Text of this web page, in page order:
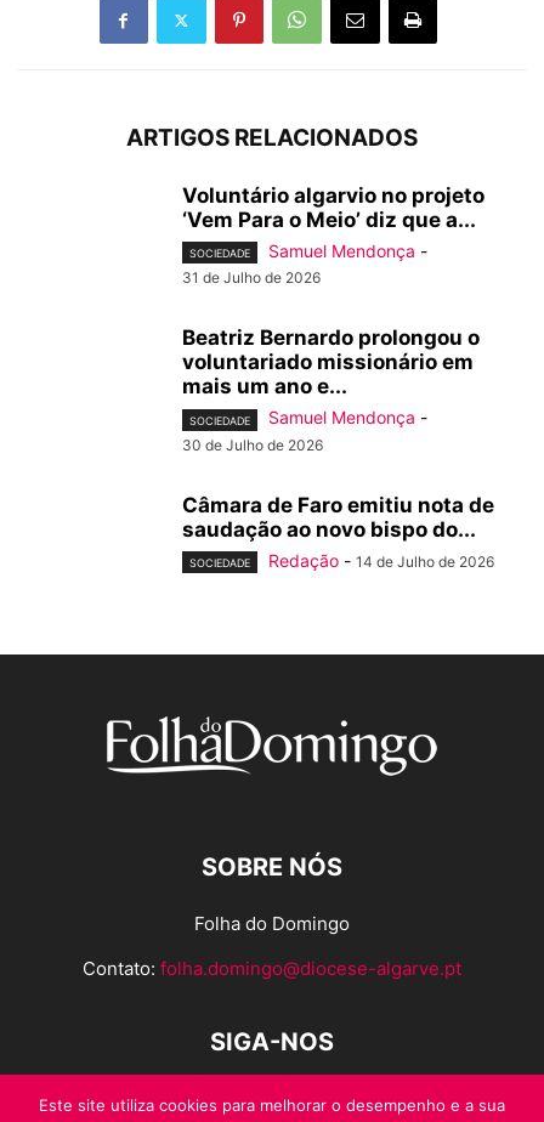
ARTIGOS RELACIONADOS
Voluntário algarvio no projeto
‘Vem Para o Meio’ diz que a...
SOCIEDADE Samuel Mendonça -
31 de Julho de 2026
Beatriz Bernardo prolongou o
voluntariado missionário em
mais um ano e...
SOCIEDADE Samuel Mendonça -
30 de Julho de 2026
Câmara de Faro emitiu nota de
saudação ao novo bispo do...
SOCIEDADE Redação - 14 de Julho de 2026
SOBRE NÓS
Folha do Domingo
Contato: folha.domingo@diocese-algarve.pt
SIGA-NOS
Este site utiliza cookies para melhorar o desempenho e a sua